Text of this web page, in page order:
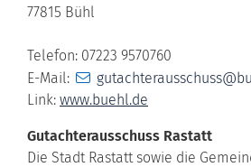
77815 Bühl
Telefon: 07223 9570760
E-Mail:
Link: www.buehl.de
Gutachterausschuss Rastatt
Die Stadt Rastatt sowie die